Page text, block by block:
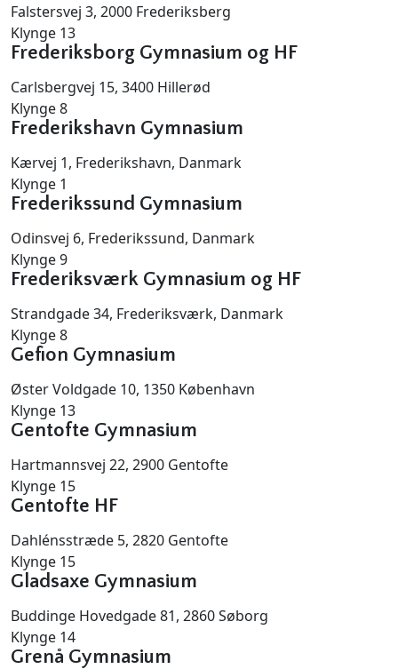
Falstersvej 3, 2000 Frederiksberg
Klynge 13
Frederiksborg Gymnasium og HF
Carlsbergvej 15, 3400 Hillerød
Klynge 8
Frederikshavn Gymnasium
Kærvej 1, Frederikshavn, Danmark
Klynge 1
Frederikssund Gymnasium
Odinsvej 6, Frederikssund, Danmark
Klynge 9
Frederiksværk Gymnasium og HF
Strandgade 34, Frederiksværk, Danmark
Klynge 8
Gefion Gymnasium
Øster Voldgade 10, 1350 København
Klynge 13
Gentofte Gymnasium
Hartmannsvej 22, 2900 Gentofte
Klynge 15
Gentofte HF
Dahlénsstræde 5, 2820 Gentofte
Klynge 15
Gladsaxe Gymnasium
Buddinge Hovedgade 81, 2860 Søborg
Klynge 14
Grenå Gymnasium